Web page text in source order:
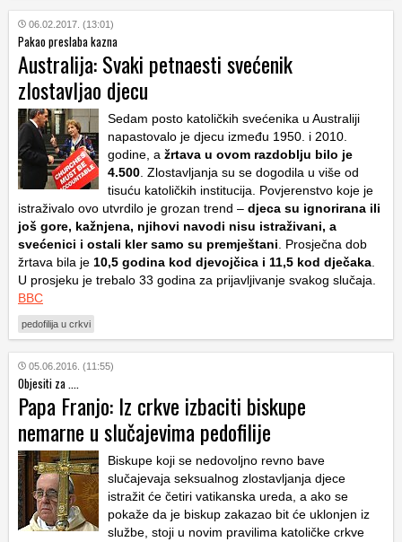
06.02.2017. (13:01)
Pakao preslaba kazna
Australija: Svaki petnaesti svećenik
zlostavljao djecu
Sedam posto katoličkih svećenika u Australiji
napastovalo je djecu između 1950. i 2010.
godine, a žrtava u ovom razdoblju bilo je
4.500 . Zlostavljanja su se dogodila u više od
tisuću katoličkih institucija. Povjerenstvo koje je
istraživalo ovo utvrdilo je grozan trend – djeca su ignorirana ili
još gore, kažnjena, njihovi navodi nisu istraživani, a
svećenici i ostali kler samo su premještani . Prosječna dob
žrtava bila je 10,5 godina kod djevojčica i 11,5 kod dječaka
U prosjeku je trebalo 33 godina za prijavljivanje svakog slučaja.
BBC
pedofilija u crkvi
05.06.2016. (11:55)
Objesiti za ....
Papa Franjo: Iz crkve izbaciti biskupe
nemarne u slučajevima pedofilije
Biskupe koji se nedovoljno revno bave
slučajevaja seksualnog zlostavljanja djece
istražit će četiri vatikanska ureda, a ako se
pokaže da je biskup zakazao bit će uklonjen iz
službe, stoji u novim pravilima katoličke crkve